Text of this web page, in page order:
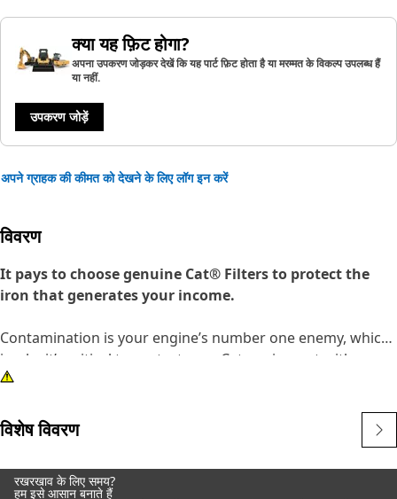
क्या यह फ़िट होगा?
अपना उपकरण जोड़कर देखें कि यह पार्ट फ़िट होता है या मरम्मत के विकल्प उपलब्ध हैं
या नहीं.
उपकरण जोड़ें
अपने ग्राहक की कीमत को देखने के लिए लॉग इन करें
विवरण
It pays to choose genuine Cat® Filters to protect the
iron that generates your income.
Contamination is your engine’s number one enemy, which
is why it’s critical to protect your Cat equipment with
genuine Cat Filter Elements. Cat Standard Efficiency
duty applications, delivering increased engine protection
Offering a long service life and exceptional filtration, Cat
विशेष विवरण
रखरखाव के लिए समय?
हम इसे आसान बनाते हैं